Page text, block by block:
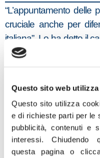
Questo sito web
Questo sito utilizza
e di richieste parti per le
pubblicità, contenuti e
interessi.Chiudendo
questa pagina o
“L’appuntamento delle
cruciale anche per
italiana”. Lo ha detto il
al Parlamento
2024.
“Il doppio shock dato
aumentato la necessità
l’Europa più
difendere la qualità